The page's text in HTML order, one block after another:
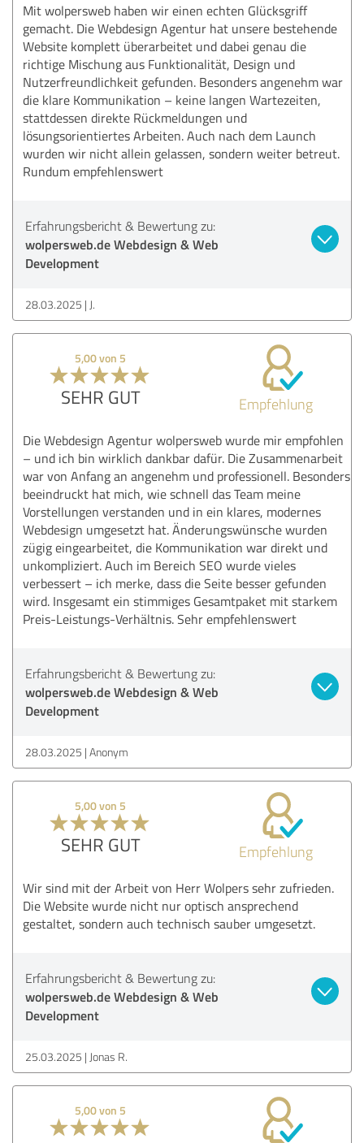
Mit wolpersweb haben wir einen echten Glücksgriff
gemacht. Die Webdesign Agentur hat unsere bestehende
Website komplett überarbeitet und dabei genau die
richtige Mischung aus Funktionalität, Design und
Nutzerfreundlichkeit gefunden. Besonders angenehm war
die klare Kommunikation – keine langen Wartezeiten,
stattdessen direkte Rückmeldungen und
lösungsorientiertes Arbeiten. Auch nach dem Launch
wurden wir nicht allein gelassen, sondern weiter betreut.
Rundum empfehlenswert
Erfahrungsbericht & Bewertung zu:
wolpersweb.de Webdesign & Web
Development
28.03.2025 J.
5,00 von 5
SEHR GUT Empfehlung
Die Webdesign Agentur wolpersweb wurde mir empfohlen
– und ich bin wirklich dankbar dafür. Die Zusammenarbeit
war von Anfang an angenehm und professionell. Besonders
beeindruckt hat mich, wie schnell das Team meine
Vorstellungen verstanden und in ein klares, modernes
Webdesign umgesetzt hat. Änderungswünsche wurden
zügig eingearbeitet, die Kommunikation war direkt und
unkompliziert. Auch im Bereich SEO wurde vieles
verbessert – ich merke, dass die Seite besser gefunden
wird. Insgesamt ein stimmiges Gesamtpaket mit starkem
Preis-Leistungs-Verhältnis. Sehr empfehlenswert
Erfahrungsbericht & Bewertung zu:
wolpersweb.de Webdesign & Web
Development
28.03.2025 Anonym
5,00 von 5
SEHR GUT Empfehlung
Wir sind mit der Arbeit von Herr Wolpers sehr zufrieden.
Die Website wurde nicht nur optisch ansprechend
gestaltet, sondern auch technisch sauber umgesetzt.
Erfahrungsbericht & Bewertung zu:
wolpersweb.de Webdesign & Web
Development
25.03.2025 Jonas R.
5,00 von 5